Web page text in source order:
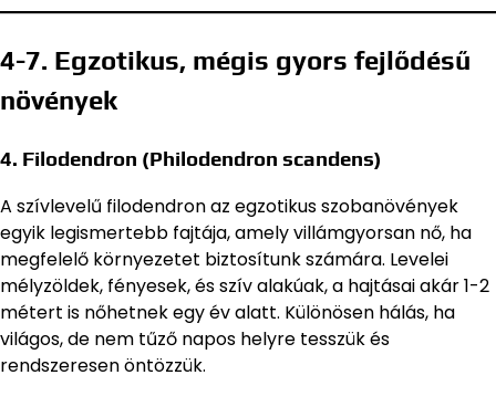
4-7. Egzotikus, mégis gyors fejlődésű
növények
4. Filodendron (Philodendron scandens)
A szívlevelű filodendron az egzotikus szobanövények
egyik legismertebb fajtája, amely villámgyorsan nő, ha
megfelelő környezetet biztosítunk számára. Levelei
mélyzöldek, fényesek, és szív alakúak, a hajtásai akár 1-2
métert is nőhetnek egy év alatt. Különösen hálás, ha
világos, de nem tűző napos helyre tesszük és
rendszeresen öntözzük.